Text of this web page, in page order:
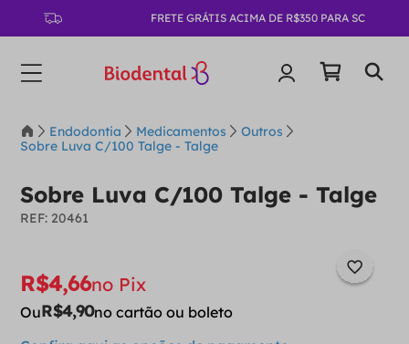
FRETE GRÁTIS ACIMA DE R$350 PARA SC
Endodontia Medicamentos
Outros
Sobre Luva C/100 Talge - Talge
Sobre Luva C/100 Talge - Talge
: 20461
R$4,66no Pix
OuR$4,90no cartão ou boleto